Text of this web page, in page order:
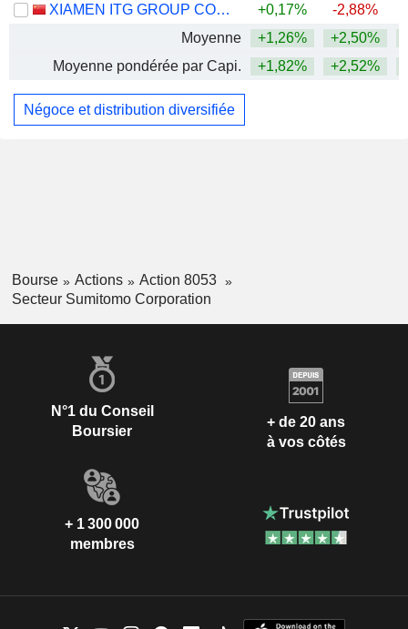
XIAMEN ITG GROUP CORP.,LTD
+0,17% -2,88%
Moyenne
+1,26% +2,50%
Moyenne pondérée par Capi.
+1,82% +2,52%
Négoce et distribution diversifiée
Bourse Actions
Action 8053
Secteur Sumitomo Corporation
N°1 du Conseil
Boursier
+ de 20 ans
à vos côtés
+ 1 300 000
membres